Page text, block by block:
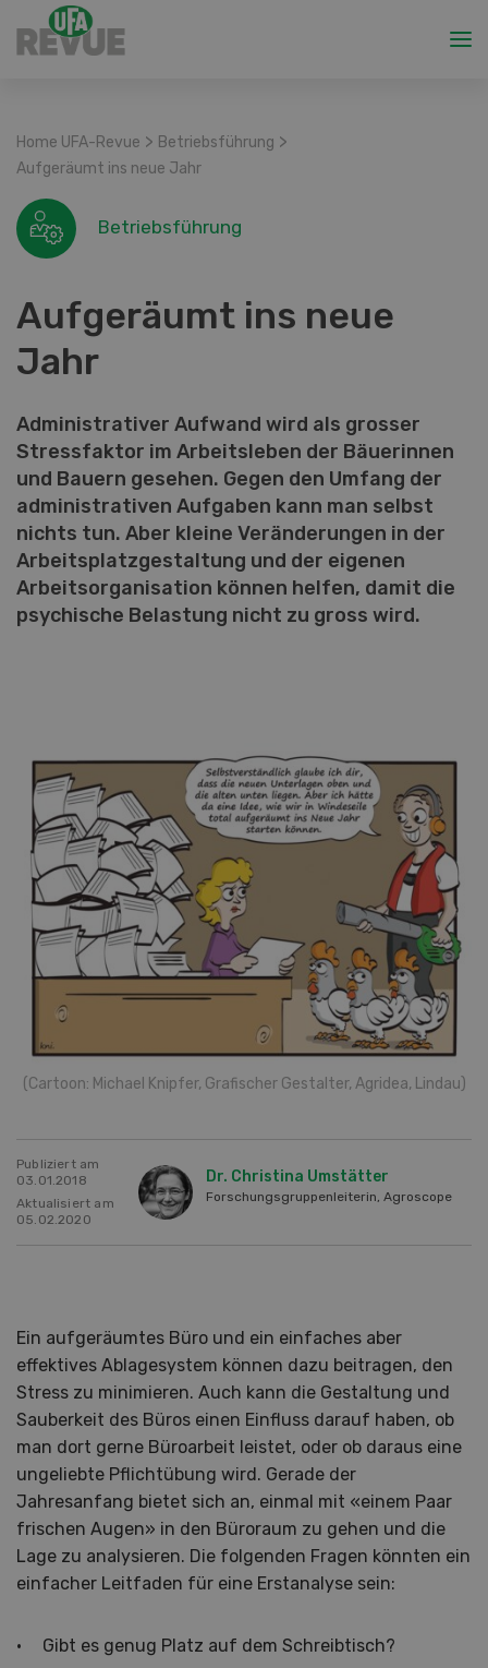
Home UFA-Revue > Betriebsführung >
Aufgeräumt ins neue Jahr
Betriebsführung
Aufgeräumt ins neue
Jahr
Administrativer Aufwand wird als grosser
Stressfaktor im Arbeitsleben der Bäuerinnen
und Bauern gesehen. Gegen den Umfang der
administrativen Aufgaben kann man selbst
nichts tun. Aber kleine Veränderungen in der
Arbeitsplatzgestaltung und der eigenen
Arbeitsorganisation können helfen, damit die
psychische Belastung nicht zu gross wird.
(Cartoon: Michael Knipfer, Grafischer Gestalter, Agridea, Lindau)
Publiziert am
03.01.2018
Aktualisiert am
05.02.2020
Dr. Christina Umstätter
Forschungsgruppenleiterin, Agroscope
Ein aufgeräumtes Büro und ein einfaches aber
effektives Ablagesystem können dazu beitragen, den
Stress zu minimieren. Auch kann die Gestaltung und
Sauberkeit des Büros einen Einfluss darauf haben, ob
man dort gerne Büroarbeit leistet, oder ob daraus eine
ungeliebte Pflichtübung wird. Gerade der
Jahresanfang bietet sich an, einmal mit «einem Paar
frischen Augen» in den Büroraum zu gehen und die
Lage zu analysieren. Die folgenden Fragen könnten ein
einfacher Leitfaden für eine Erstanalyse sein:
Gibt es genug Platz auf dem Schreibtisch?